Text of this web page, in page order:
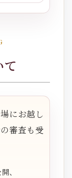
にお越し
審査も受
、